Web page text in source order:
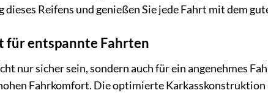
dieses Reifens und genießen Sie jede Fahrt mit dem
für entspannte Fahrten
nur sicher sein, sondern auch für ein angenehmes
Fahrkomfort. Die optimierte